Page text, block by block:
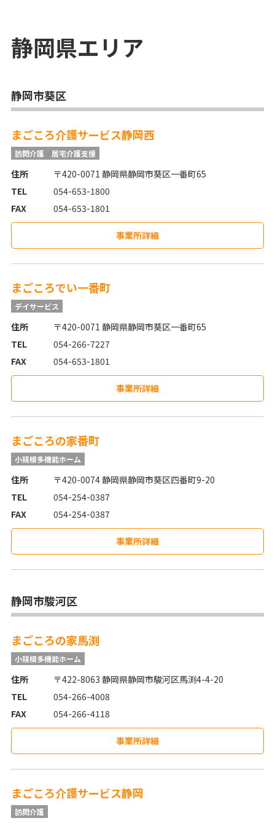
静岡県エリア
静岡市葵区
まごころ介護サービス静岡西
訪問介護 居宅介護支援
住所
〒420-0071 静岡県静岡市葵区一番町65
TEL
054-653-1800
FAX
054-653-1801
事業所詳細
まごころでい一番町
デイサービス
住所
〒420-0071 静岡県静岡市葵区一番町65
TEL
054-266-7227
FAX
054-653-1801
事業所詳細
まごころの家番町
小規模多機能ホーム
住所
〒420-0074 静岡県静岡市葵区四番町9-20
TEL
054-254-0387
FAX
054-254-0387
事業所詳細
静岡市駿河区
まごころの家馬渕
小規模多機能ホーム
住所
〒422-8063 静岡県静岡市駿河区馬渕4-4-20
TEL
054-266-4008
FAX
054-266-4118
事業所詳細
まごころ介護サービス静岡
訪問介護